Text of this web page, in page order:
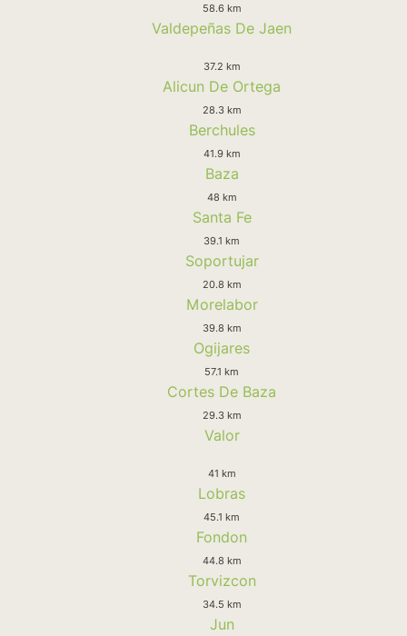
58.6 km
Valdepeñas De Jaen
37.2 km
Alicun De Ortega
28.3 km
Berchules
41.9 km
Baza
48 km
Santa Fe
39.1 km
Soportujar
20.8 km
Morelabor
39.8 km
Ogijares
57.1 km
Cortes De Baza
29.3 km
Valor
41 km
Lobras
45.1 km
Fondon
44.8 km
Torvizcon
34.5 km
Jun